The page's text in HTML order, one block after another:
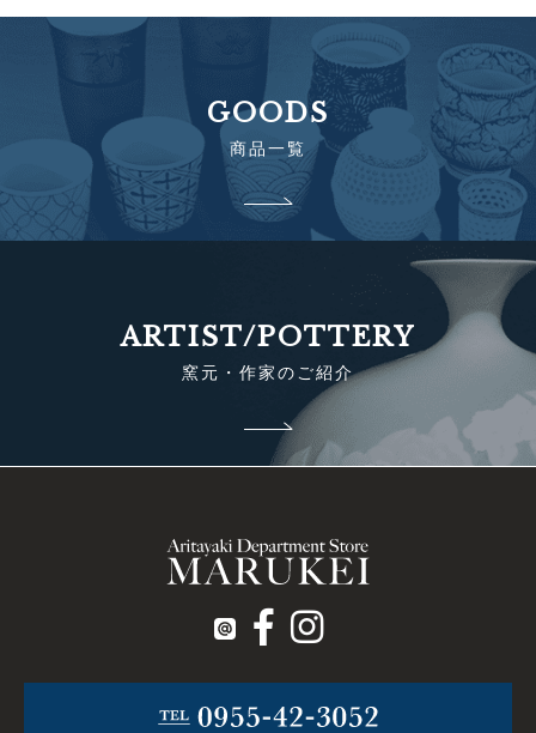
GOODS
商品一覧
ARTIST/POTTERY
窯元・作家のご紹介